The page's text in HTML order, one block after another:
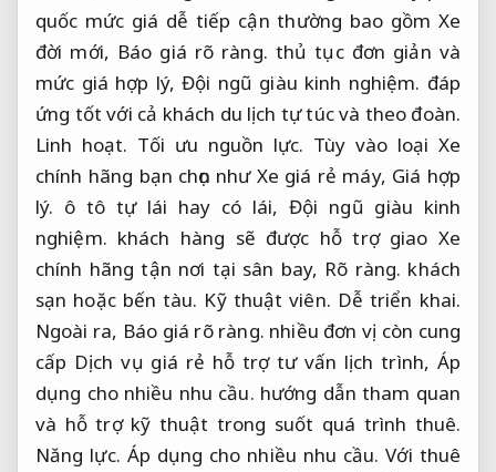
quốc mức giá dễ tiếp cận thường bao gồm Xe
đời mới, Báo giá rõ ràng. thủ tục đơn giản và
mức giá hợp lý,Đội ngũ giàu kinh nghiệm. đáp
ứng tốt với cả khách du lịch tự túc và theo đoàn.
Linh hoạt. Tối ưu nguồn lực. Tùy vào loại Xe
chính hãng bạn chọn như Xe giá rẻ máy, Giá hợp
lý. ô tô tự lái hay có lái,Đội ngũ giàu kinh
nghiệm. khách hàng sẽ được hỗ trợ giao Xe
chính hãng tận nơi tại sân bay, Rõ ràng. khách
sạn hoặc bến tàu. Kỹ thuật viên. Dễ triển khai.
Ngoài ra, Báo giá rõ ràng. nhiều đơn vị còn cung
cấp Dịch vụ giá rẻ hỗ trợ tư vấn lịch trình, Áp
dụng cho nhiều nhu cầu. hướng dẫn tham quan
và hỗ trợ kỹ thuật trong suốt quá trình thuê.
Năng lực. Áp dụng cho nhiều nhu cầu. Với thuê